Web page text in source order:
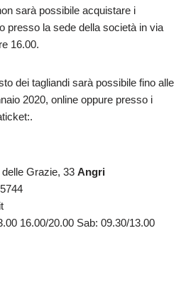
sarà possibile acquistare i
presso la sede della società in via
16.00.
dei tagliandi sarà possibile fino alle
2020, online oppure presso i
Grazie, 33 Angri
16.00/20.00 Sab: 09.30/13.00